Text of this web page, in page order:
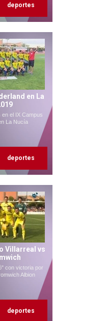
deportes
en La
en el IX Campus
La Nucía
deportes
Villarreal vs
con victoria por
Albion
deportes